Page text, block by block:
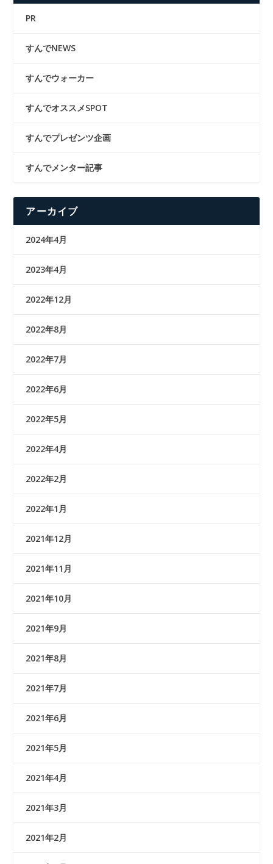
PR
すんでNEWS
すんでウォーカー
すんでオススメSPOT
すんでプレゼンツ企画
すんでメンター記事
アーカイブ
2024年4月
2023年4月
2022年12月
2022年8月
2022年7月
2022年6月
2022年5月
2022年4月
2022年2月
2022年1月
2021年12月
2021年11月
2021年10月
2021年9月
2021年8月
2021年7月
2021年6月
2021年5月
2021年4月
2021年3月
2021年2月